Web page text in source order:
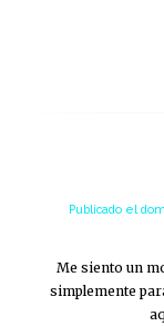
Publicado el
Me siento un
simplemente